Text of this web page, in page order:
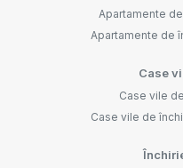
Apartamente
Apartamente de
Case
Case vile
Case vile de